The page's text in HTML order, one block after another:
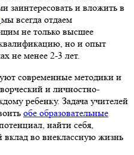
и вложить в
мы всегда отдаем
не только высшее
квалификацию, но и опыт
не менее 2-3 лет.
современные методики и
и личностно-
ребенку. Задача учителей
обе образовательные
найти себя,
вклад во внеклассную жизнь